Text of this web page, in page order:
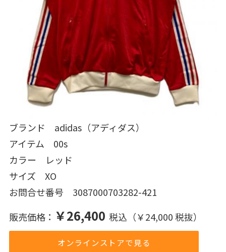
ブランド adidas（アディダス）
アイテム 00s
カラー レッド
サイズ XO
お問合せ番号 3087000703282-421
販売価格： ￥26,400 税込（￥24,000 税抜）
オンラインストアで見る